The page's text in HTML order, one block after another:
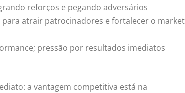
reforços e pegando adversários
atrair patrocinadores e fortalecer o market
pressão por resultados imediatos
a vantagem competitiva está na